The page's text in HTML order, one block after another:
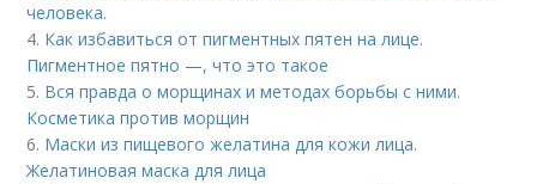
человека.
4. Как избавиться от пигментных пятен на лице.
Пигментное пятно —, что это такое
5. Вся правда о морщинах и методах борьбы с ними.
Косметика против морщин
6. Маски из пищевого желатина для кожи лица.
Желатиновая маска для лица